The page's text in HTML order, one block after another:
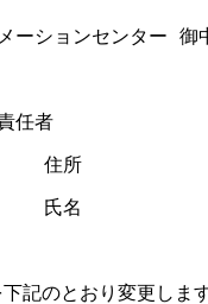
ーションセンター 御
任者
住所
氏名
記のとおり変更しま